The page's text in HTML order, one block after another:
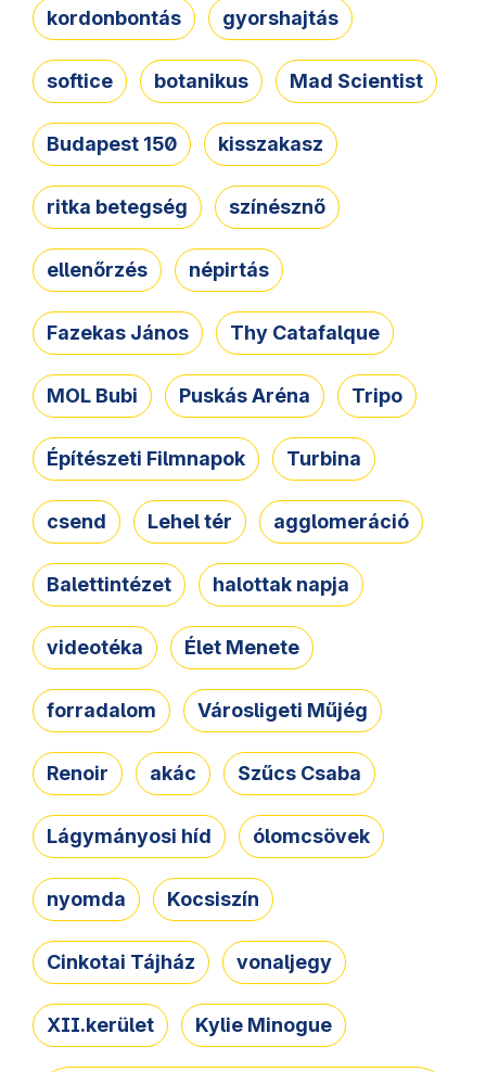
kordonbontás gyorshajtás
softice botanikus Mad Scientist
Budapest 150 kisszakasz
ritka betegség színésznő
ellenőrzés népirtás
Fazekas János Thy Catafalque
MOL Bubi Puskás Aréna Tripo
Építészeti Filmnapok Turbina
csend Lehel tér agglomeráció
Balettintézet halottak napja
videotéka Élet Menete
forradalom Városligeti Műjég
Renoir akác Szűcs Csaba
Lágymányosi híd ólomcsövek
nyomda Kocsiszín
Cinkotai Tájház vonaljegy
XII.kerület Kylie Minogue